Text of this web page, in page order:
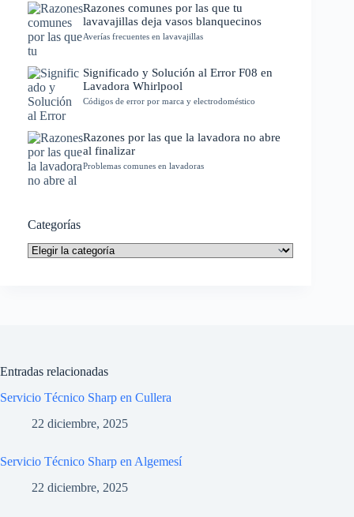
Razones comunes por las que tu
lavavajillas deja vasos blanquecinos
Averías frecuentes en lavavajillas
Significado y Solución al Error F08 en
Lavadora Whirlpool
Códigos de error por marca y electrodoméstico
Razones por las que la lavadora no abre
al finalizar
Problemas comunes en lavadoras
Categorías
Categorías
Entradas relacionadas
Servicio Técnico Sharp en Cullera
22 diciembre, 2025
Servicio Técnico Sharp en Algemesí
22 diciembre, 2025